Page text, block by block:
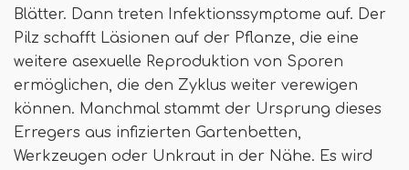
Blätter. Dann treten Infektionssymptome auf. Der
Pilz schafft Läsionen auf der Pflanze, die eine
weitere asexuelle Reproduktion von Sporen
ermöglichen, die den Zyklus weiter verewigen
können. Manchmal stammt der Ursprung dieses
Erregers aus infizierten Gartenbetten,
Werkzeugen oder Unkraut in der Nähe. Es wird